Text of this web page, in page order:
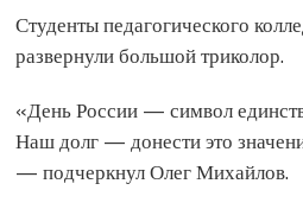
Студенты педагогического
развернули большой триколор.
«День России — символ
Наш долг — донести это
— подчеркнул Олег Михайлов.